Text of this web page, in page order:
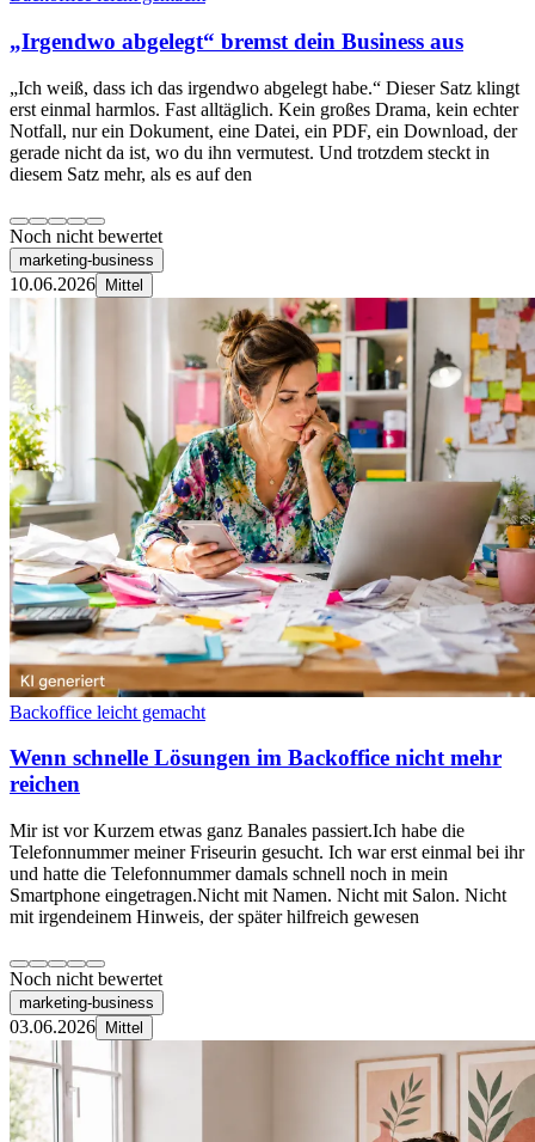
„Irgendwo abgelegt“ bremst dein Business aus
„Ich weiß, dass ich das irgendwo abgelegt habe.“ Dieser Satz klingt
erst einmal harmlos. Fast alltäglich. Kein großes Drama, kein echter
Notfall, nur ein Dokument, eine Datei, ein PDF, ein Download, der
gerade nicht da ist, wo du ihn vermutest. Und trotzdem steckt in
diesem Satz mehr, als es auf den
Noch nicht bewertet
marketing-business
10.06.2026 Mittel
Backoffice leicht gemacht
Wenn schnelle Lösungen im Backoffice nicht mehr
reichen
Mir ist vor Kurzem etwas ganz Banales passiert.Ich habe die
Telefonnummer meiner Friseurin gesucht. Ich war erst einmal bei ihr
und hatte die Telefonnummer damals schnell noch in mein
Smartphone eingetragen.Nicht mit Namen. Nicht mit Salon. Nicht
mit irgendeinem Hinweis, der später hilfreich gewesen
Noch nicht bewertet
marketing-business
03.06.2026 Mittel